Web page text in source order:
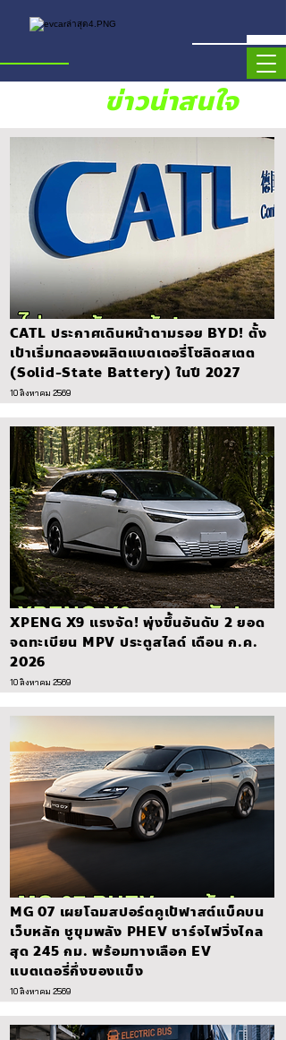
ข่าวน่าสนใจ
CATL ประกาศเดินหน้าตามรอย BYD! ตั้ง
เป้าเริ่มทดลองผลิตแบตเตอรี่โซลิดสเตต
(Solid-State Battery) ในปี 2027
10 สิงหาคม 2569
XPENG X9 แรงจัด! พุ่งขึ้นอันดับ 2 ยอด
จดทะเบียน MPV ประตูสไลด์ เดือน ก.ค.
2026
10 สิงหาคม 2569
MG 07 เผยโฉมสปอร์ตคูเป้ฟาสต์แบ็คบน
เว็บหลัก ชูขุมพลัง PHEV ชาร์จไฟวิ่งไกล
สุด 245 กม. พร้อมทางเลือก EV
แบตเตอรี่กึ่งของแข็ง
10 สิงหาคม 2569